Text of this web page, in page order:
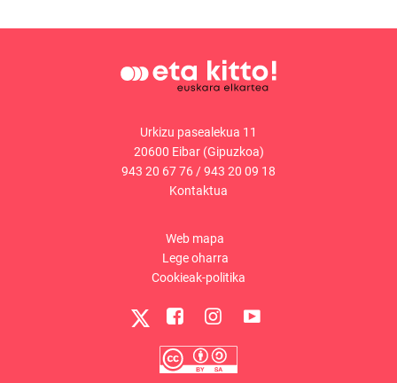
Urkizu pasealekua 11
20600 Eibar (Gipuzkoa)
943 20 67 76/943 20 09 18
Kontaktua
Web mapa
Lege oharra
Cookieak-politika